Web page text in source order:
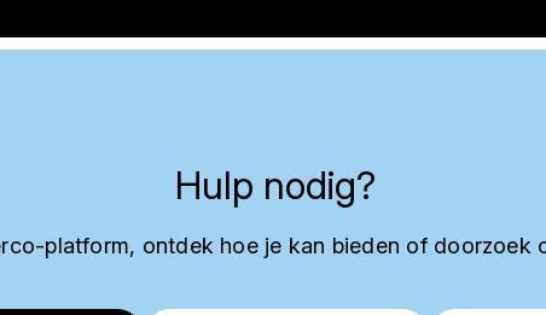
Hulp nodig?
platform, ontdek hoe je kan bieden of doorzoek